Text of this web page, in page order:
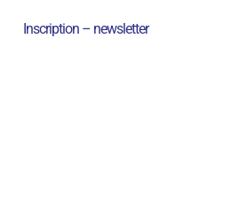
Inscription – newsletter